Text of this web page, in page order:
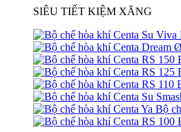
SIÊU TIẾT KIỆM XĂNG
Bộ